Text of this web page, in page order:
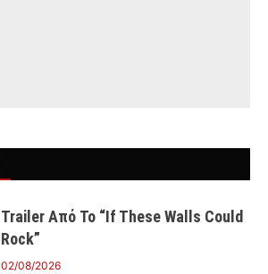
Trailer Από Το “If These Walls Could
Rock”
02/08/2026